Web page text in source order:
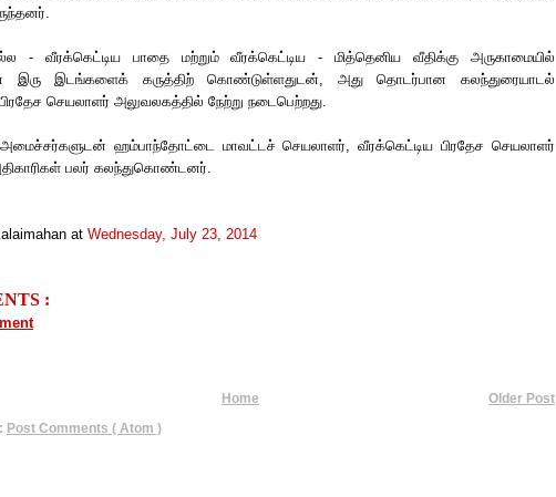
- வீரக்கெட்டிய பாதை மற்றும் வீரக்கெட்டிய - மித்தெனிய வீதிக்கு அருகாமையில்
இரு இடங்களைக் கருத்திற் கொண்டுள்ளதுடன், அது தொடர்பான கலந்துரையாடல்
செயலாளர் அலுவலகத்தில் நேற்று நடைபெற்றது.
அமைச்சர்களுடன் ஹம்பாந்தோட்டை மாவட்டச் செயலாளர், வீரக்கெட்டிய பிரதேச செயலாளர்
பலர் கலந்துகொண்டனர்.
at Wednesday, July 23, 2014
:
Older Post
Home
Post Comments ( Atom )